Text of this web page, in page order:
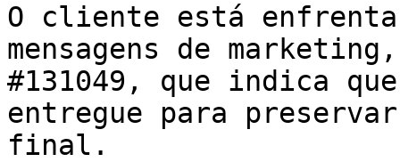
O cliente está
mensagens de
#131049, que indica que
entregue para
final.